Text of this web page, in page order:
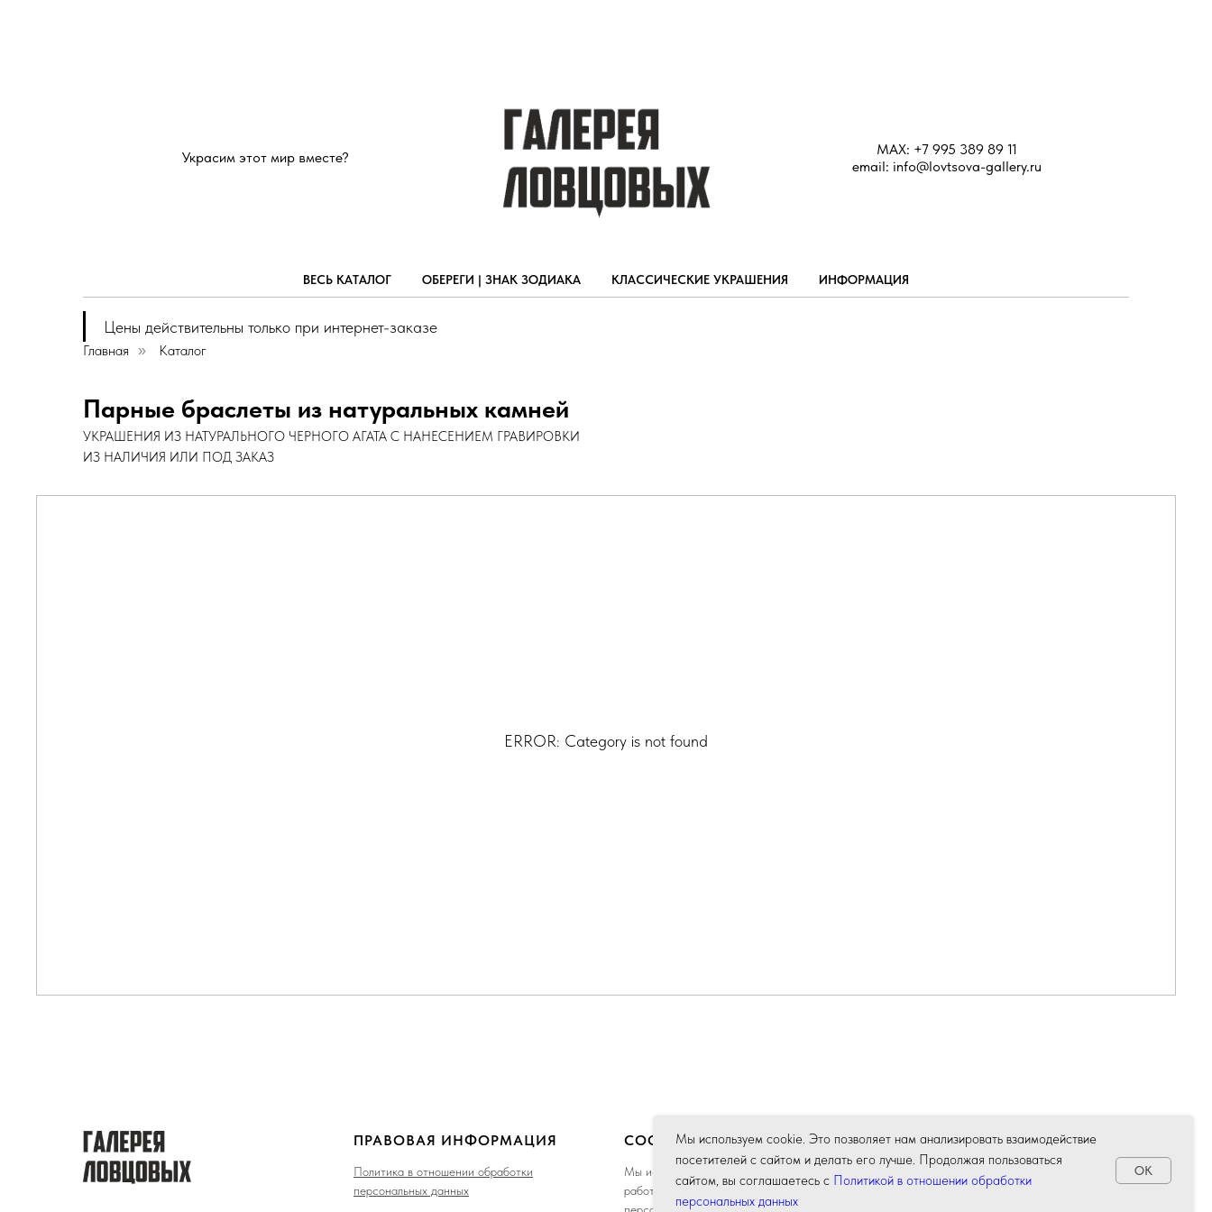
Украсим этот мир вместе?
MAX: +7 995 389 89 11
email: info@lovtsova-gallery.ru
ВЕСЬ КАТАЛОГ ОБЕРЕГИ | ЗНАК ЗОДИАКА КЛАССИЧЕСКИЕ УКРАШЕНИЯ ИНФОРМАЦИЯ
Цены действительны только при интернет-заказе
Мы используем cookie. Это позволяет нам анализировать взаимодействие
посетителей с сайтом и делать его лучше. Продолжая пользоваться
сайтом, вы соглашаетесь с Политикой в отношении обработки
персональных данных
OK
Главная » Каталог
Парные браслеты из натуральных камней
УКРАШЕНИЯ ИЗ НАТУРАЛЬНОГО ЧЕРНОГО АГАТА С НАНЕСЕНИЕМ ГРАВИРОВКИ
ИЗ НАЛИЧИЯ ИЛИ ПОД ЗАКАЗ
ERROR: Category is not found
ПРАВОВАЯ ИНФОРМАЦИЯ
Политика в отношении обработки
персональных данных
COOKIE
Мы используем cookie для корректной
работы сайта и вашего удобства,
КОНТАКТЫ
+7 (995) 389 89 11
info@lovtsova-gallery.ru